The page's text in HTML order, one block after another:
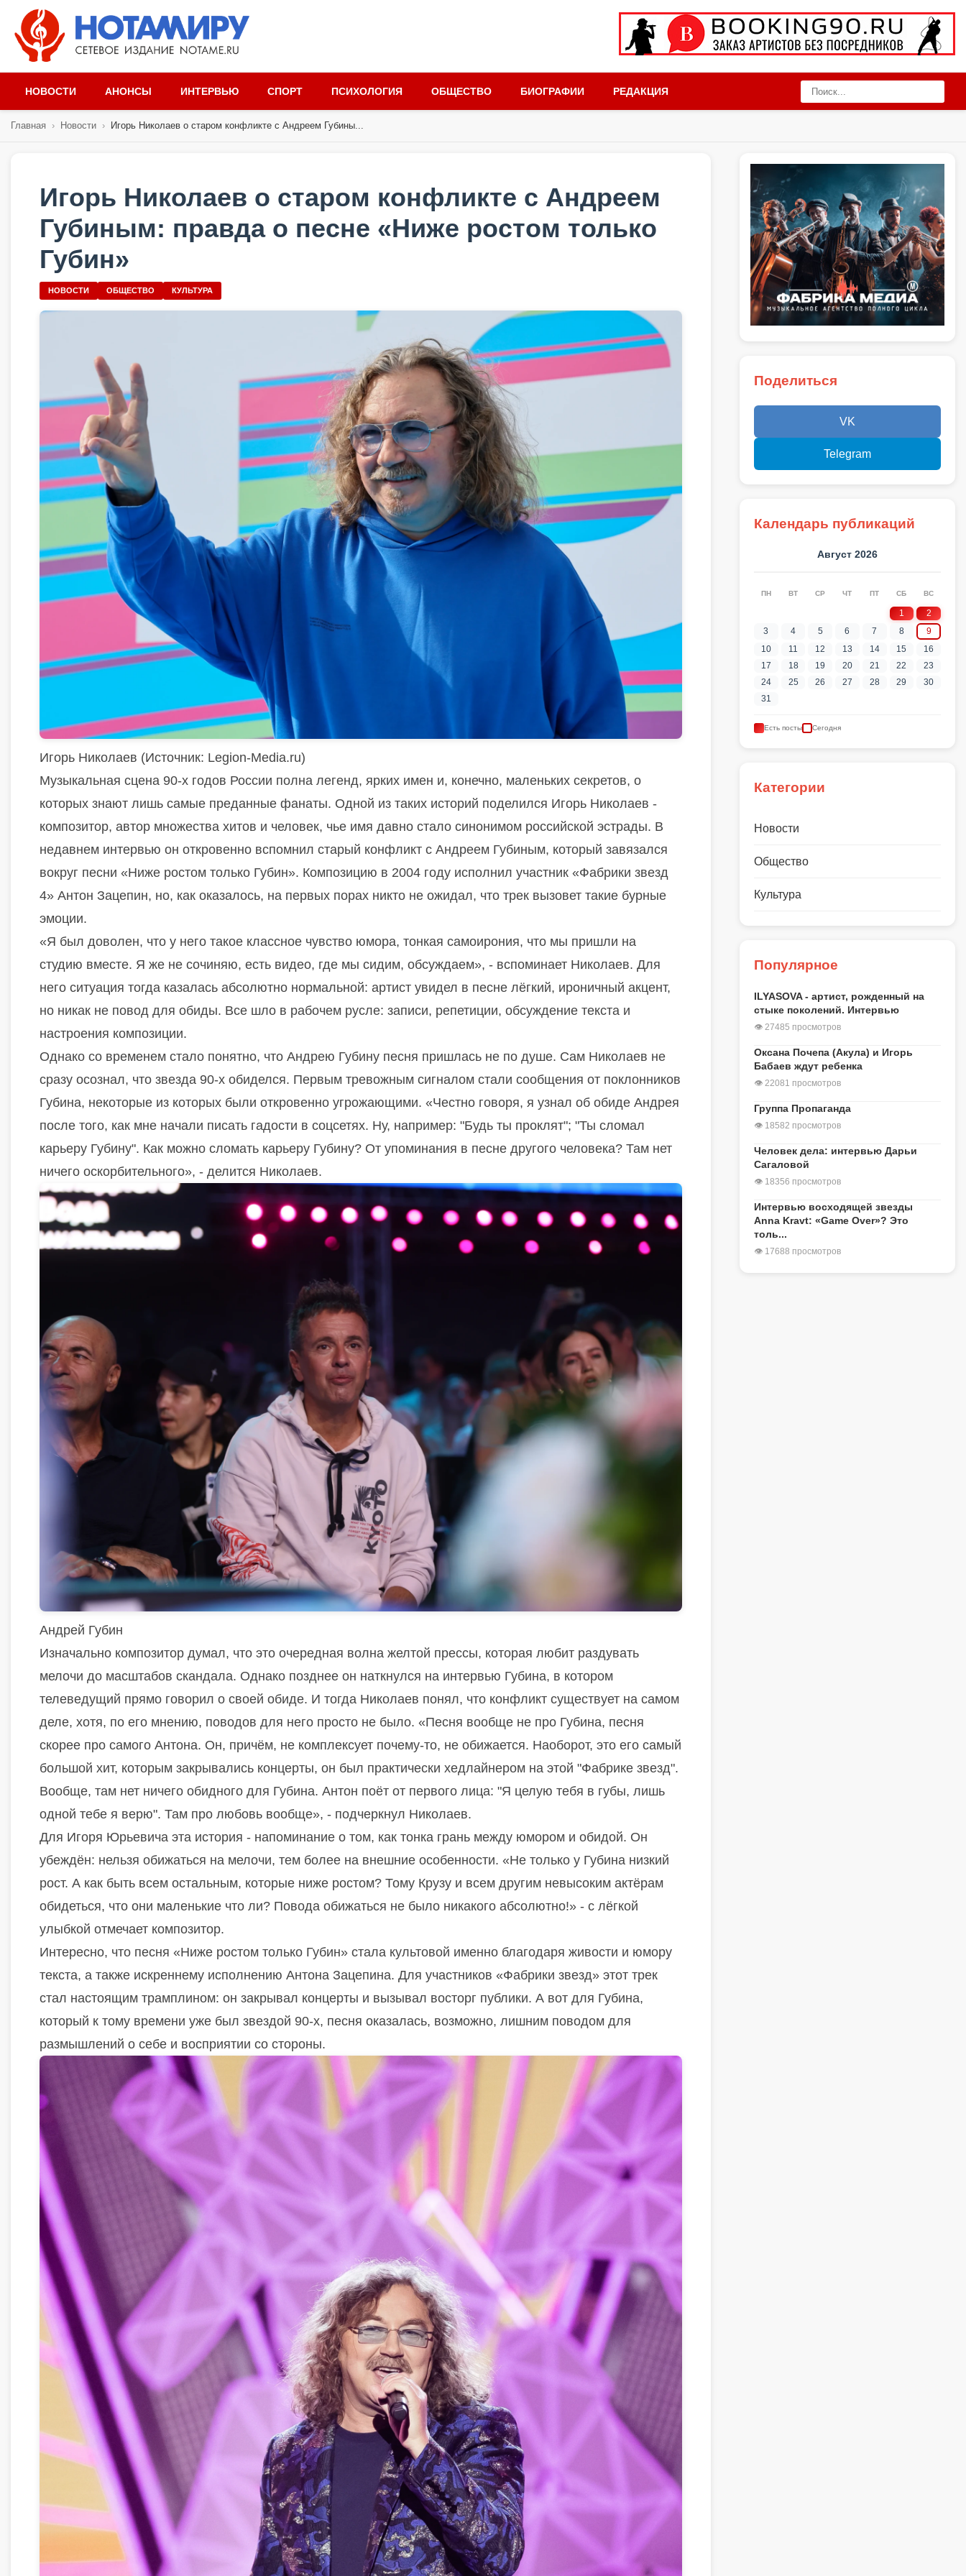
НОВОСТИ АНОНСЫ ИНТЕРВЬЮ СПОРТ ПСИХОЛОГИЯ ОБЩЕСТВО БИОГРАФИИ РЕДАКЦИЯ
Главная › Новости › Игорь Николаев о старом конфликте с Андреем Губины...
Игорь Николаев о старом конфликте с Андреем
Губиным: правда о песне «Ниже ростом только
Губин»
НОВОСТИ ОБЩЕСТВО КУЛЬТУРА
Игорь Николаев (Источник: Legion-Media.ru)
Музыкальная сцена 90-х годов России полна легенд, ярких имен и, конечно, маленьких секретов, о
которых знают лишь самые преданные фанаты. Одной из таких историй поделился Игорь Николаев -
композитор, автор множества хитов и человек, чье имя давно стало синонимом российской эстрады. В
недавнем интервью он откровенно вспомнил старый конфликт с Андреем Губиным, который завязался
вокруг песни «Ниже ростом только Губин». Композицию в 2004 году исполнил участник «Фабрики звезд
4» Антон Зацепин, но, как оказалось, на первых порах никто не ожидал, что трек вызовет такие бурные
эмоции.
«Я был доволен, что у него такое классное чувство юмора, тонкая самоирония, что мы пришли на
студию вместе. Я же не сочиняю, есть видео, где мы сидим, обсуждаем», - вспоминает Николаев. Для
него ситуация тогда казалась абсолютно нормальной: артист увидел в песне лёгкий, ироничный акцент,
но никак не повод для обиды. Все шло в рабочем русле: записи, репетиции, обсуждение текста и
настроения композиции.
Однако со временем стало понятно, что Андрею Губину песня пришлась не по душе. Сам Николаев не
сразу осознал, что звезда 90-х обиделся. Первым тревожным сигналом стали сообщения от поклонников
Губина, некоторые из которых были откровенно угрожающими. «Честно говоря, я узнал об обиде Андрея
после того, как мне начали писать гадости в соцсетях. Ну, например: "Будь ты проклят"; "Ты сломал
карьеру Губину". Как можно сломать карьеру Губину? От упоминания в песне другого человека? Там нет
ничего оскорбительного», - делится Николаев.
Андрей Губин
Изначально композитор думал, что это очередная волна желтой прессы, которая любит раздувать
мелочи до масштабов скандала. Однако позднее он наткнулся на интервью Губина, в котором
телеведущий прямо говорил о своей обиде. И тогда Николаев понял, что конфликт существует на самом
деле, хотя, по его мнению, поводов для него просто не было. «Песня вообще не про Губина, песня
скорее про самого Антона. Он, причём, не комплексует почему-то, не обижается. Наоборот, это его самый
большой хит, которым закрывались концерты, он был практически хедлайнером на этой "Фабрике звезд".
Вообще, там нет ничего обидного для Губина. Антон поёт от первого лица: "Я целую тебя в губы, лишь
одной тебе я верю". Там про любовь вообще», - подчеркнул Николаев.
Для Игоря Юрьевича эта история - напоминание о том, как тонка грань между юмором и обидой. Он
убеждён: нельзя обижаться на мелочи, тем более на внешние особенности. «Не только у Губина низкий
рост. А как быть всем остальным, которые ниже ростом? Тому Крузу и всем другим невысоким актёрам
обидеться, что они маленькие что ли? Повода обижаться не было никакого абсолютно!» - с лёгкой
улыбкой отмечает композитор.
Интересно, что песня «Ниже ростом только Губин» стала культовой именно благодаря живости и юмору
текста, а также искреннему исполнению Антона Зацепина. Для участников «Фабрики звезд» этот трек
стал настоящим трамплином: он закрывал концерты и вызывал восторг публики. А вот для Губина,
который к тому времени уже был звездой 90-х, песня оказалась, возможно, лишним поводом для
размышлений о себе и восприятии со стороны.
Поделиться
VK
Telegram
Календарь публикаций
Август 2026
ПН ВТ СР ЧТ ПТ СБ ВС
1
2
3
4 5 6 7 8
9
10
11 12 13 14 15
16
17
18 19 20 21 22
23
24
25 26 27 28 29
30
31
Есть посты Сегодня
Категории
Новости
Общество
Культура
Популярное
ILYASOVA - артист, рожденный на
стыке поколений. Интервью
👁 27485 просмотров
Оксана Почепа (Акула) и Игорь
Бабаев ждут ребенка
👁 22081 просмотров
Группа Пропаганда
👁 18582 просмотров
Человек дела: интервью Дарьи
Сагаловой
👁 18356 просмотров
Интервью восходящей звезды
Anna Kravt: «Game Over»? Это
толь...
👁 17688 просмотров